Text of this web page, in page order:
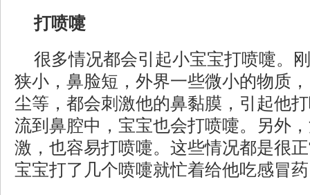
打喷嚏
很多情况都会引起小宝宝打喷嚏。
狭小，鼻脸短，外界一些微小的物质
尘等，都会刺激他的鼻黏膜，引起他
流到鼻腔中，宝宝也会打喷嚏。另外
激，也容易打喷嚏。这些情况都是很
宝宝打了几个喷嚏就忙着给他吃感冒